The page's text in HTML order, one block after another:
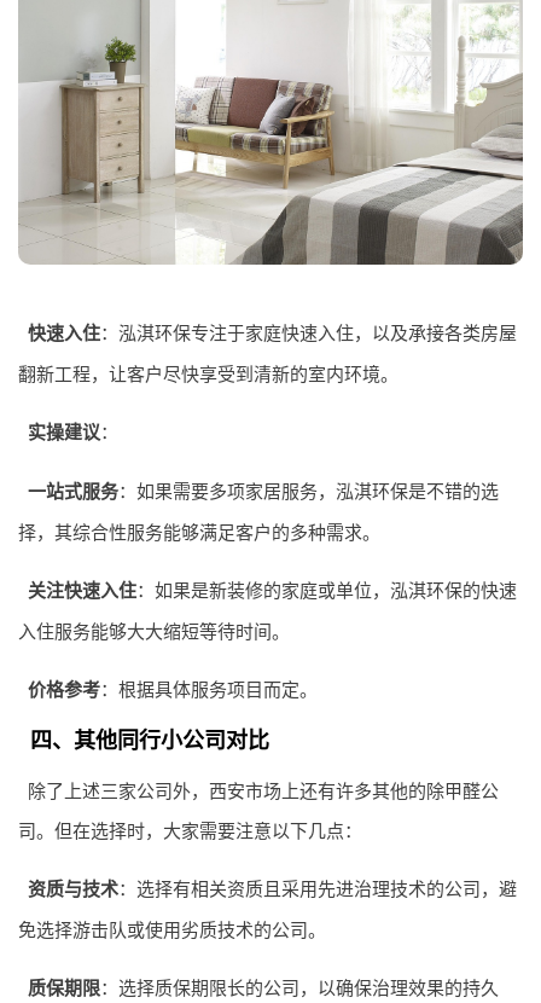
快速入住：泓淇环保专注于家庭快速入住，以及承接各类房屋
翻新工程，让客户尽快享受到清新的室内环境。
实操建议：
一站式服务：如果需要多项家居服务，泓淇环保是不错的选
择，其综合性服务能够满足客户的多种需求。
关注快速入住：如果是新装修的家庭或单位，泓淇环保的快速
入住服务能够大大缩短等待时间。
价格参考：根据具体服务项目而定。
四、其他同行小公司对比
除了上述三家公司外，西安市场上还有许多其他的除甲醛公
司。但在选择时，大家需要注意以下几点：
资质与技术：选择有相关资质且采用先进治理技术的公司，避
免选择游击队或使用劣质技术的公司。
质保期限：选择质保期限长的公司，以确保治理效果的持久